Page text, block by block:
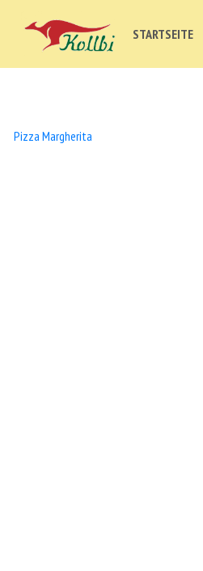
STARTSEITE
Beitrags-
Pizza Margherita